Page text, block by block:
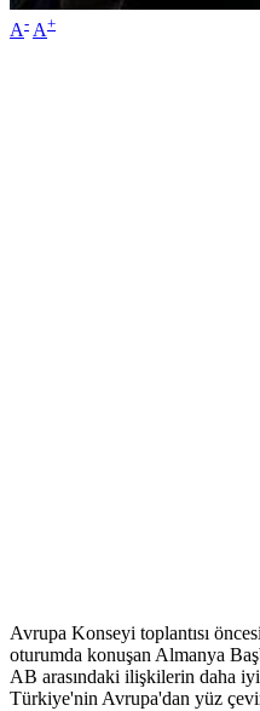
A- A+
Avrupa Konseyi toplantısı
oturumda konuşan Almanya
AB arasındaki ilişkilerin daha iyi
Türkiye'nin Avrupa'dan yüz